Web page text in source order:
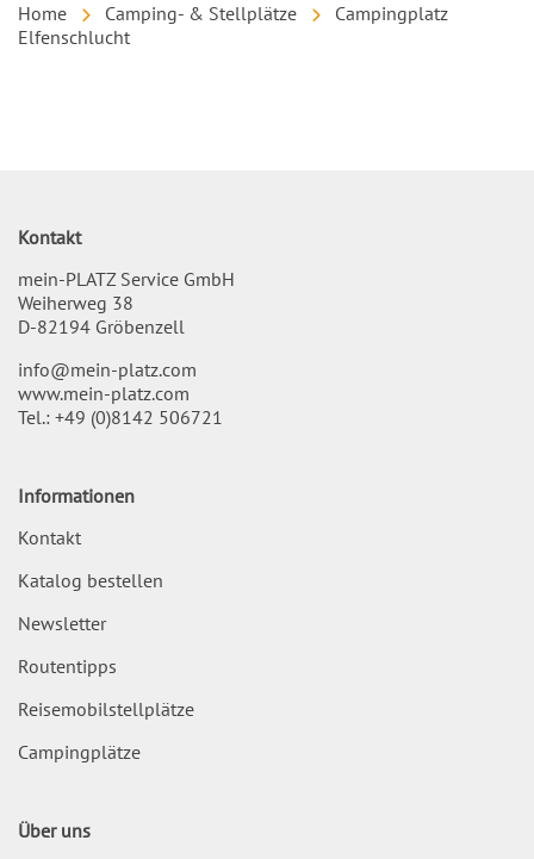
Home Camping- & Stellplätze
Campingplatz
Elfenschlucht
Kontakt
mein-PLATZ Service GmbH
Weiherweg 38
D-82194 Gröbenzell
info@mein-platz.com
www.mein-platz.com
Tel.: +49 (0)8142 506721
Informationen
Kontakt
Katalog bestellen
Newsletter
Routentipps
Reisemobilstellplätze
Campingplätze
Über uns